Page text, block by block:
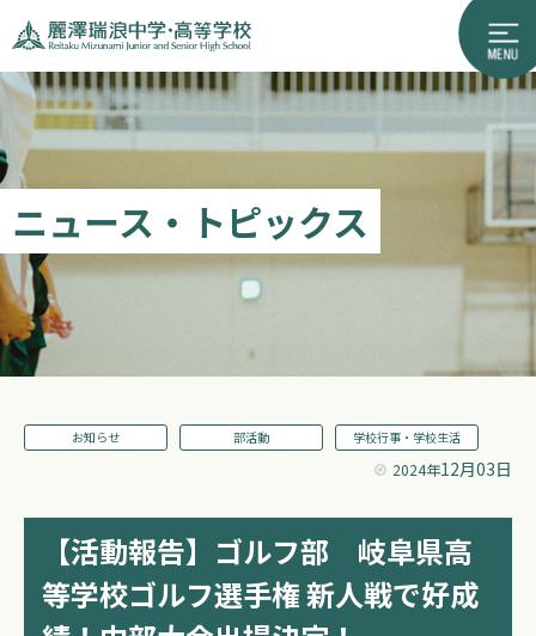
ニュース・トピックス
お知らせ 部活動 学校行事・学校生活
2024年12月03日
【活動報告】ゴルフ部 岐阜県高
等学校ゴルフ選手権 新人戦で好成